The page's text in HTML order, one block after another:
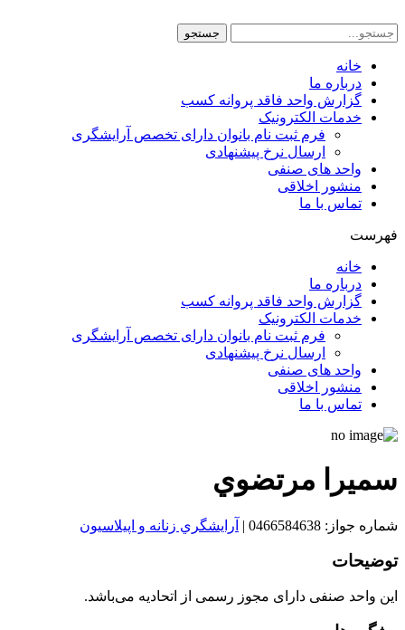
به
جستجو
خانه
درباره ما
گزارش واحد فاقد پروانه کسب
خدمات الکترونیک
فرم ثبت نام بانوان دارای تخصص آرایشگری
ارسال نرخ پیشنهادی
واحد های صنفی
منشور اخلاقی
تماس با ما
فهرست
خانه
درباره ما
گزارش واحد فاقد پروانه کسب
خدمات الکترونیک
فرم ثبت نام بانوان دارای تخصص آرایشگری
ارسال نرخ پیشنهادی
واحد های صنفی
منشور اخلاقی
تماس با ما
سميرا مرتضوي
شماره جواز: 0466584638 | آرايشگري زنانه و اپيلاسيون
توضیحات
این واحد صنفی دارای مجوز رسمی از اتحادیه می‌باشد.